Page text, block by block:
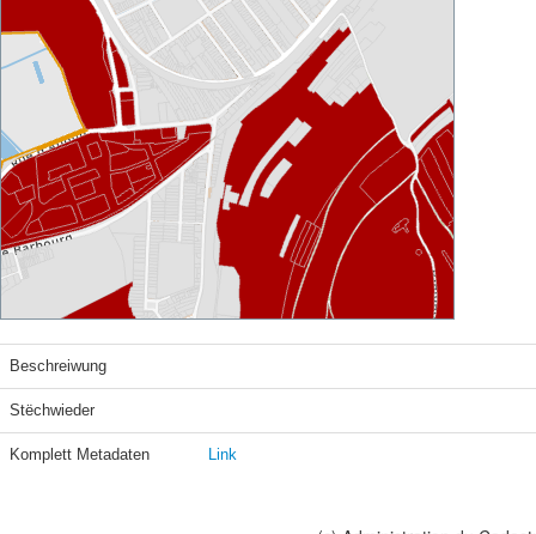
Beschreiwung
Stëchwieder
Komplett Metadaten Link